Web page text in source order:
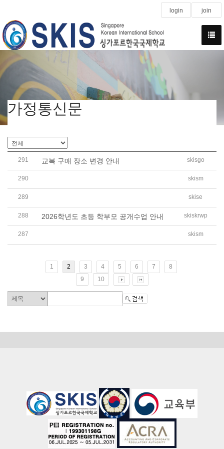
login join
가정통신문
291 교복 구매 장소 변경 안내 skisgo
290 2026학년도 10, 11학년 2학기 선택 과목 최종 확인 및 정
skism
289 2026 싱가포르한국국제학교 국제공동수업 개인정보 활용
skise
288 2026학년도 초등 학부모 공개수업 안내 skiskrwp
287 2026학년도 11학년 2학기 추가 개설 희망 과목 수요 조사
skism
1 2 3 4 5 6 7
8
9
10